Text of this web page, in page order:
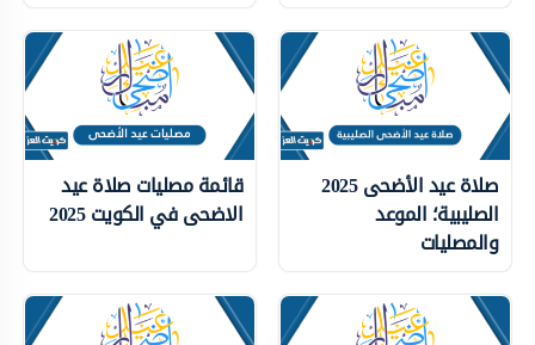
صلاة عيد الأضحى 2025
الصليبية؛ الموعد
والمصليات
قائمة مصليات صلاة عيد
الاضحى في الكويت 2025